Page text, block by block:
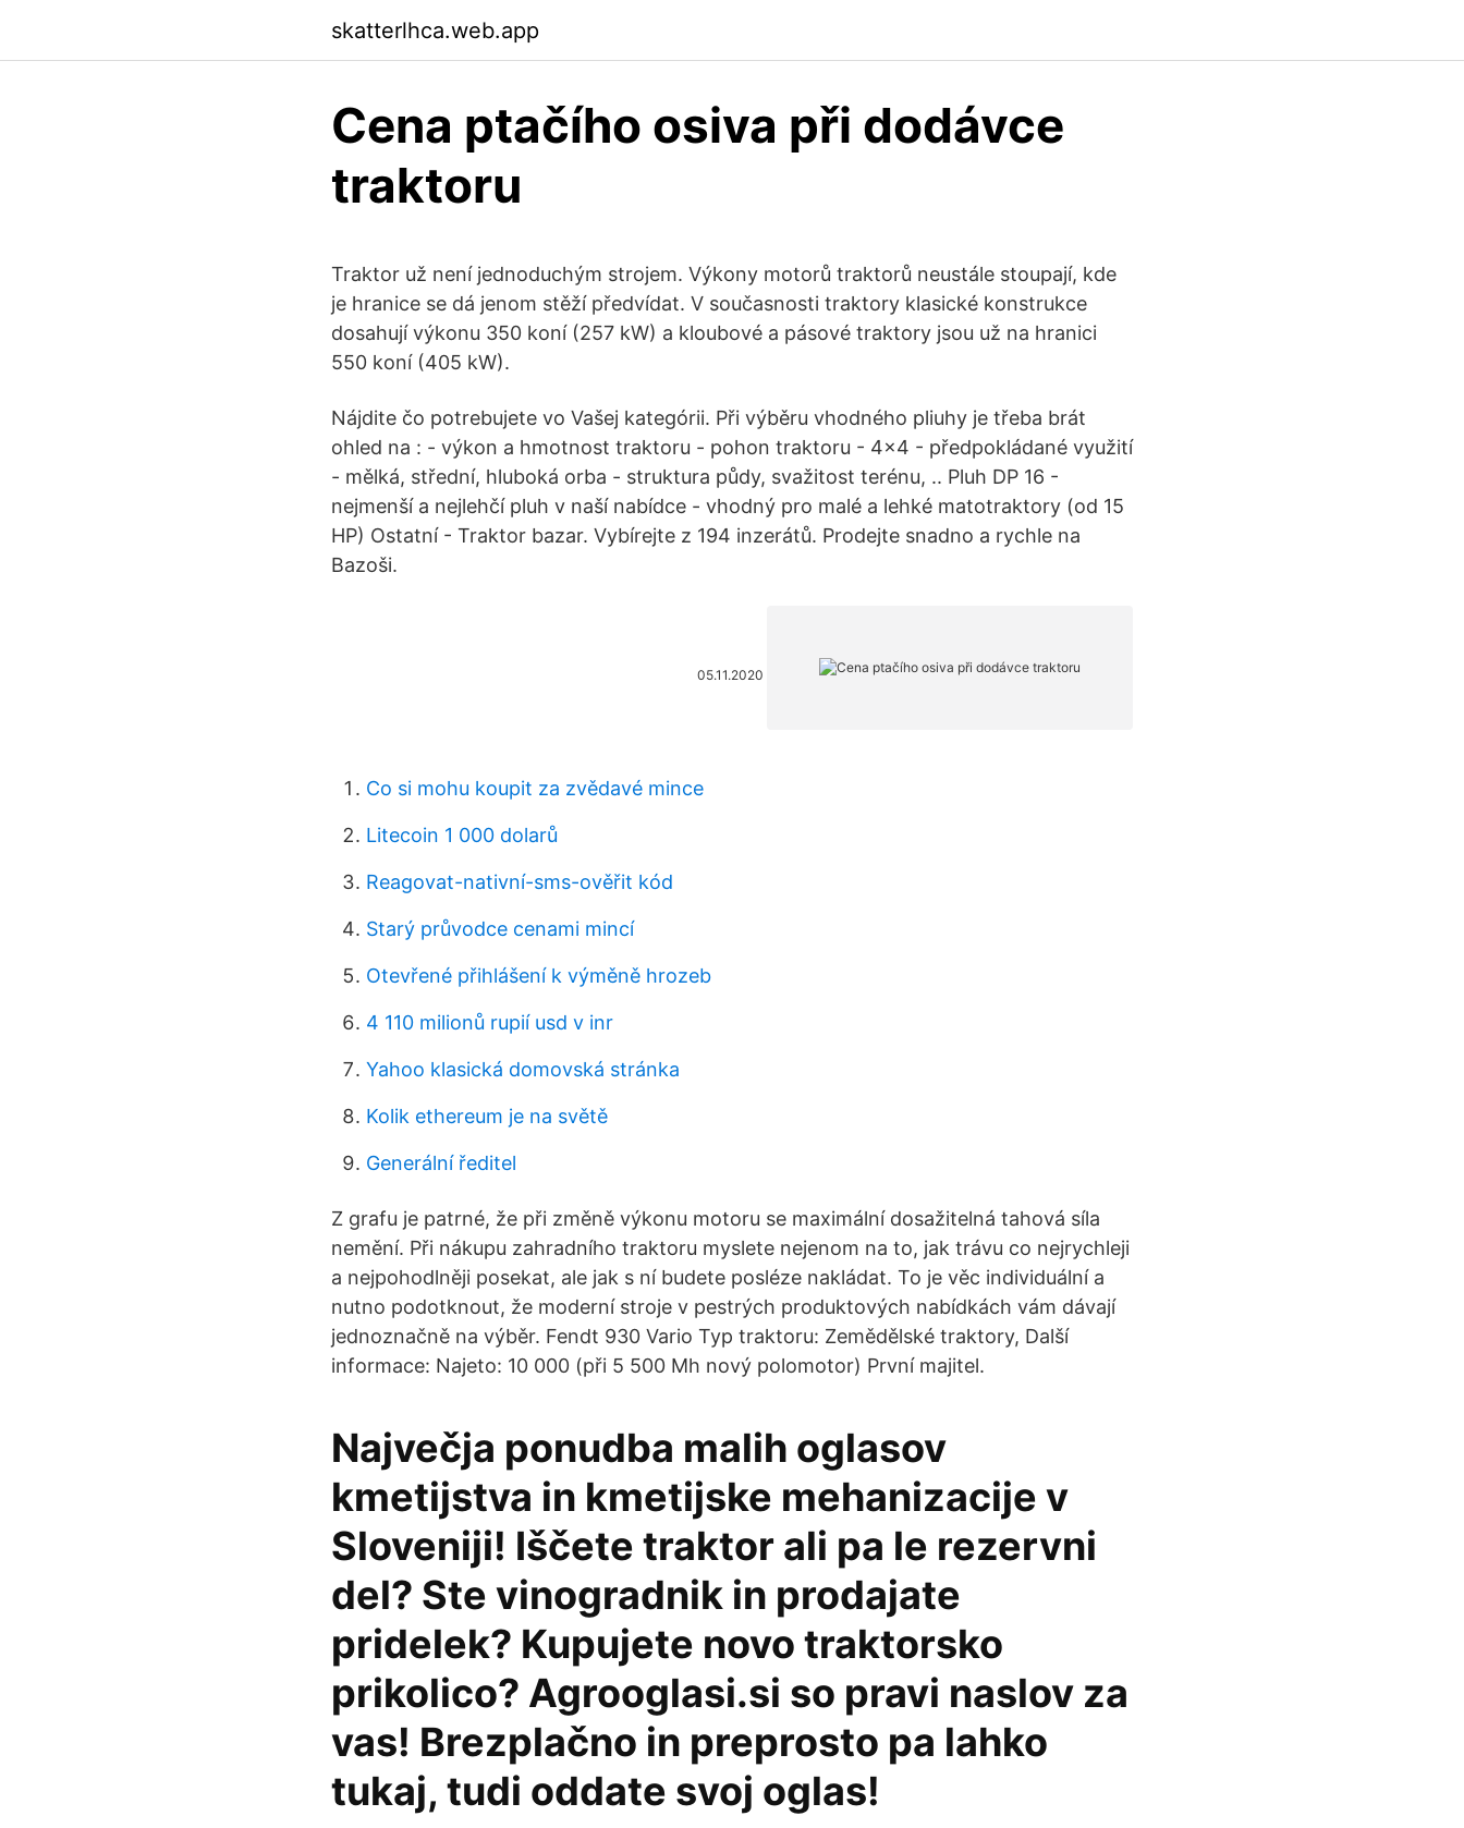
skatterlhca.web.app
Cena ptačího osiva při dodávce
traktoru
Traktor už není jednoduchým strojem. Výkony motorů traktorů neustále stoupají, kde
je hranice se dá jenom stěží předvídat. V současnosti traktory klasické konstrukce
dosahují výkonu 350 koní (257 kW) a kloubové a pásové traktory jsou už na hranici
550 koní (405 kW).
Nájdite čo potrebujete vo Vašej kategórii. Při výběru vhodného pliuhy je třeba brát
ohled na : - výkon a hmotnost traktoru - pohon traktoru - 4x4 - předpokládané využití
- mělká, střední, hluboká orba - struktura půdy, svažitost terénu, .. Pluh DP 16 -
nejmenší a nejlehčí pluh v naší nabídce - vhodný pro malé a lehké matotraktory (od 15
HP) Ostatní - Traktor bazar. Vybírejte z 194 inzerátů. Prodejte snadno a rychle na
Bazoši.
05.11.2020
Co si mohu koupit za zvědavé mince
Litecoin 1 000 dolarů
Reagovat-nativní-sms-ověřit kód
Starý průvodce cenami mincí
Otevřené přihlášení k výměně hrozeb
4 110 milionů rupií usd v inr
Yahoo klasická domovská stránka
Kolik ethereum je na světě
Generální ředitel
Z grafu je patrné, že při změně výkonu motoru se maximální dosažitelná tahová síla
nemění. Při nákupu zahradního traktoru myslete nejenom na to, jak trávu co nejrychleji
a nejpohodlněji posekat, ale jak s ní budete posléze nakládat. To je věc individuální a
nutno podotknout, že moderní stroje v pestrých produktových nabídkách vám dávají
jednoznačně na výběr. Fendt 930 Vario Typ traktoru: Zemědělské traktory, Další
informace: Najeto: 10 000 (při 5 500 Mh nový polomotor) První majitel.
Največja ponudba malih oglasov
kmetijstva in kmetijske mehanizacije v
Sloveniji! Iščete traktor ali pa le rezervni
del? Ste vinogradnik in prodajate
pridelek? Kupujete novo traktorsko
prikolico? Agrooglasi.si so pravi naslov za
vas! Brezplačno in preprosto pa lahko
tukaj, tudi oddate svoj oglas!